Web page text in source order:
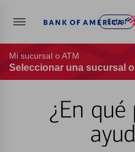
Entrar
Mi sucursal o ATM
Seleccionar una sucursal o
¿En